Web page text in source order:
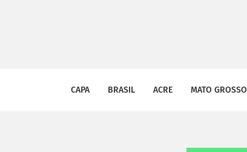
CAPA BRASIL ACRE MATO GROSSO